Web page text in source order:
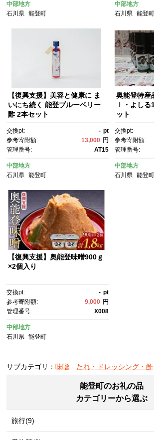
中部地方
石川県
能登町
中部地方
石川県 能登町
【復興支援】美容と健康に ま
いにち続く 能登ブルーベリー
酢 2本セット
交換pt: - pt
参考寄附額:
13,000 円
管理番号:
AT15
中部地方
石川県
能登町
奥能登特産
ｌ・よし
ット
交換pt:
参考寄附額:
管理番号:
中部地方
石川県 能登町
【復興支援】奥能登味噌900ｇ
×2個入り
交換pt: - pt
参考寄附額:
9,000 円
管理番号:
X008
中部地方
石川県
能登町
サブカテゴリ：味噌 たれ・ドレッシング・酢
能登町のお礼の品
カテゴリーから選ぶ
旅行(9)